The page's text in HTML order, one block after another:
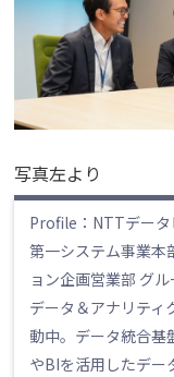
写真左より
Profile：NTTデー
第一システム事業本
ョン企画営業部 グ
データ＆アナリティ
動中。データ統合基
やBIを活用したデー